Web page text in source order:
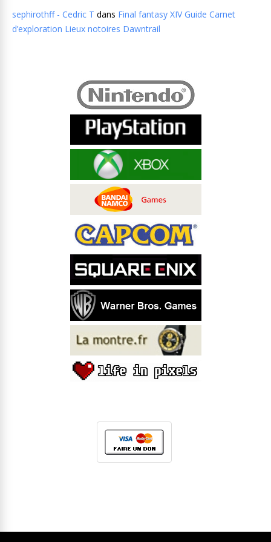
sephirothff - Cedric T dans Final fantasy XIV Guide Carnet
d’exploration Lieux notoires Dawntrail